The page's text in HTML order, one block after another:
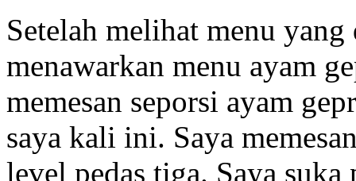
Setelah melihat menu
menawarkan menu ayam
memesan seporsi ayam
saya kali ini. Saya
level pedas tiga. Saya